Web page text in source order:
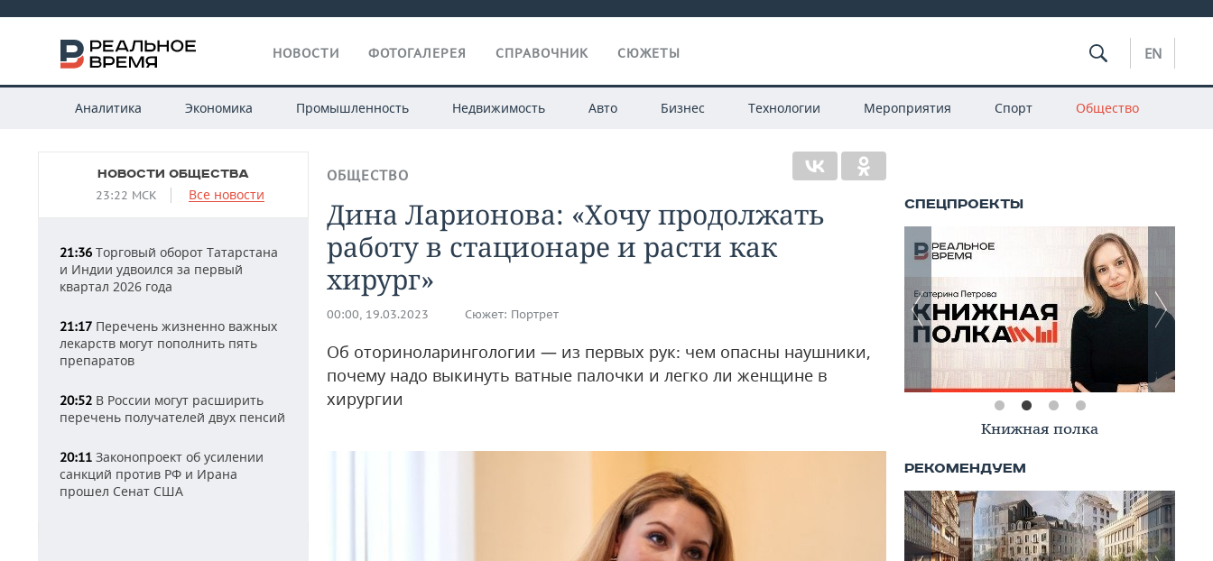
НОВОСТИ ФОТОГАЛЕРЕЯ СПРАВОЧНИК СЮЖЕТЫ EN
Аналитика Экономика Промышленность Недвижимость Авто Бизнес Технологии Мероприятия Спорт Общество
НОВОСТИ ОБЩЕСТВА
23:22 МСК Все новости
21:36 Торговый оборот Татарстана
и Индии удвоился за первый
квартал 2026 года
21:17 Перечень жизненно важных
лекарств могут пополнить пять
препаратов
20:52 В России могут расширить
перечень получателей двух пенсий
20:11 Законопроект об усилении
санкций против РФ и Ирана
прошел Сенат США
ОБЩЕСТВО
Дина Ларионова: «Хочу продолжать
работу в стационаре и расти как
хирург»
00:00, 19.03.2023 Сюжет: Портрет
Об оториноларингологии — из первых рук: чем опасны наушники,
почему надо выкинуть ватные палочки и легко ли женщине в
хирургии
Книжная полка